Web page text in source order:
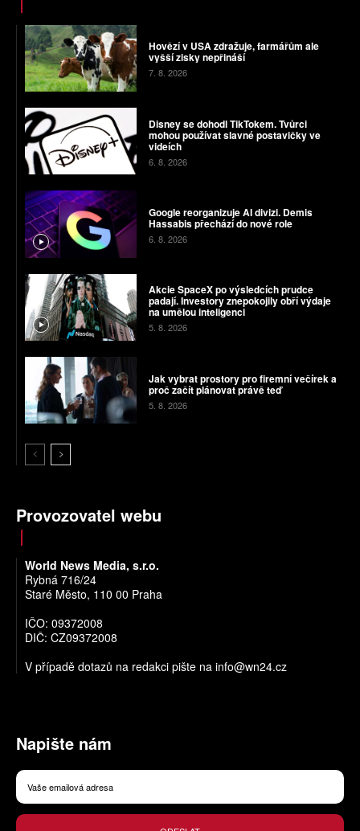
Hovězí v USA zdražuje, farmářům ale
vyšší zisky nepřináší
7. 8. 2026
Disney se dohodl TikTokem. Tvůrci
mohou používat slavné postavičky ve
videích
6. 8. 2026
Google reorganizuje AI divizi. Demis
Hassabis přechází do nové role
6. 8. 2026
Akcie SpaceX po výsledcích prudce
padají. Investory znepokojily obří výdaje
na umělou inteligenci
5. 8. 2026
Jak vybrat prostory pro firemní večírek a
proč začít plánovat právě teď
5. 8. 2026
Provozovatel webu
World News Media, s.r.o.
Rybná 716/24
Staré Město, 110 00 Praha
IČO: 09372008
DIČ: CZ09372008
V případě dotazů na redakci pište na info@wn24.cz
Napište nám